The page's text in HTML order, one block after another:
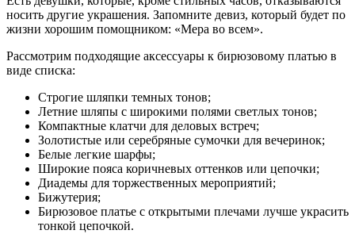
носить другие украшения. Запомните девиз, который будет по
жизни хорошим помощником: «Мера во всем».
Рассмотрим подходящие аксессуары к бирюзовому платью в
виде списка:
Строгие шляпки темных тонов;
Летние шляпы с широкими полями светлых тонов;
Компактные клатчи для деловых встреч;
Золотистые или серебряные сумочки для вечеринок;
Белые легкие шарфы;
Широкие пояса коричневых оттенков или цепочки;
Диадемы для торжественных мероприятий;
Бижутерия;
Бирюзовое платье с открытыми плечами лучше украсить
тонкой цепочкой.